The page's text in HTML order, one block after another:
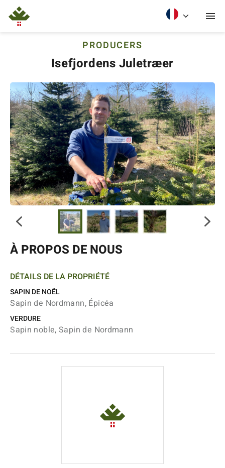
PRODUCERS
Isefjordens Juletræer
À PROPOS DE NOUS
DÉTAILS DE LA PROPRIÉTÉ
SAPIN DE NOËL
Sapin de Nordmann, Épicéa
VERDURE
Sapin noble, Sapin de Nordmann